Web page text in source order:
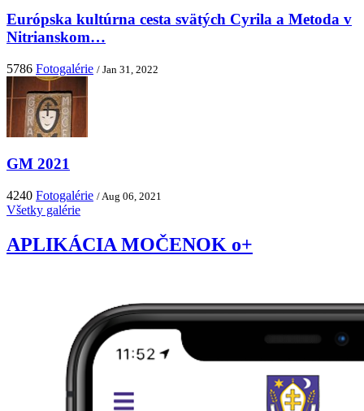
Európska kultúrna cesta svätých Cyrila a Metoda v
Nitrianskom…
5786 Fotogalérie / Jan 31, 2022
GM 2021
4240 Fotogalérie / Aug 06, 2021
Všetky galérie
APLIKÁCIA MOČENOK o+